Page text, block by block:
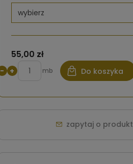
55,00 zł
− + mb Do koszyka
zapytaj o produkt